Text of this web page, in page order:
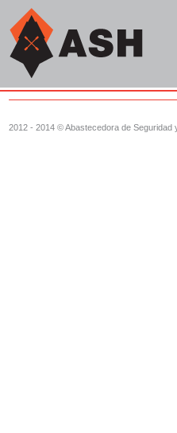
2012 - 2014 © Abastecedora de Seguridad